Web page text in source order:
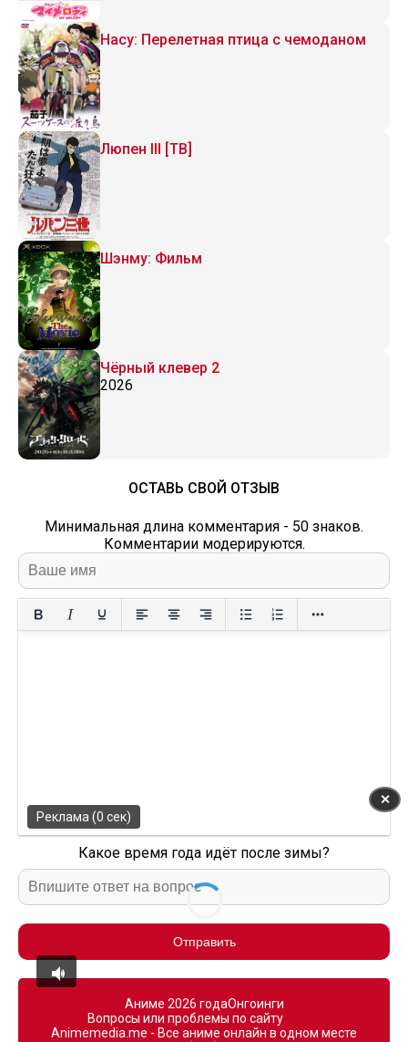
Насу: Перелетная птица с чемоданом
Люпен III [ТВ]
Шэнму: Фильм
Чёрный клевер 2
2026
ОСТАВЬ СВОЙ ОТЗЫВ
Минимальная длина комментария - 50 знаков.
Комментарии модерируются.
Какое время года идёт после зимы?
Отправить
Аниме 2026 годаОнгоинги
Вопросы или проблемы по сайту
Animemedia.me - Все аниме онлайн в одном месте
✕
Реклама (0 сек)